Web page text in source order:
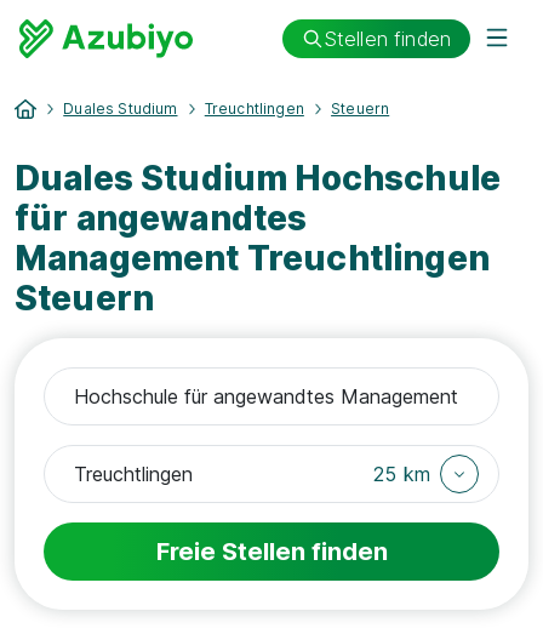
Stellen finden
Duales Studium Treuchtlingen Steuern
Duales Studium Hochschule
für angewandtes
Management Treuchtlingen
Steuern
25 km
Freie Stellen finden